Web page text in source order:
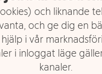
och liknande
och ge dig en
i vår
i inloggat läge
kanaler.